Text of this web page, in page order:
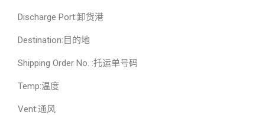
Discharge Port:卸货港
Destination:目的地
Shipping Order No. :托运单号码
Temp:温度
Vent:通风